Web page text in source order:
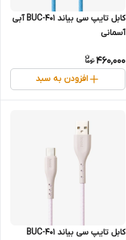
کابل تایپ سی بیاند BUC-401 آبی
آسمانی
460,000
افزودن به سبد
کابل تایپ سی بیاند BUC-401